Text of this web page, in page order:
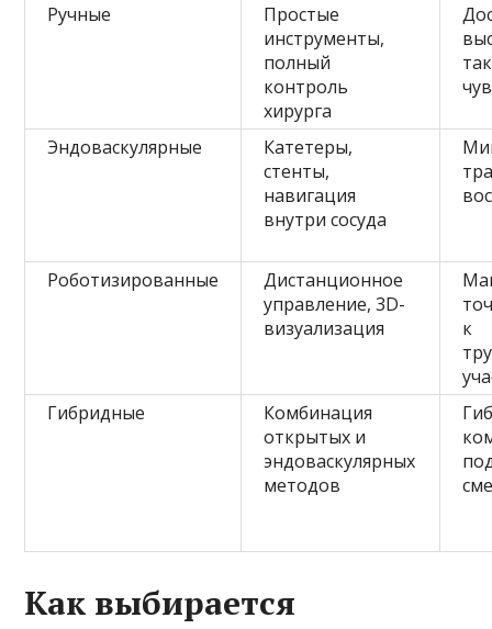
Ручные
Простые
инструменты,
полный
контроль
хирурга
Эндоваскулярные
Катетеры,
стенты,
навигация
внутри сосуда
Роботизированные
Дистанционное
управление, 3D-
визуализация
к
Гибридные
Комбинация
открытых и
эндоваскулярных
методов
Как выбирается